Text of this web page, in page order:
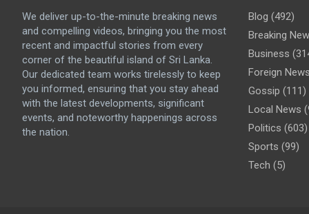
We deliver up-to-the-minute breaking news
and compelling videos, bringing you the most
recent and impactful stories from every
corner of the beautiful island of Sri Lanka.
Our dedicated team works tirelessly to keep
you informed, ensuring that you stay ahead
with the latest developments, significant
events, and noteworthy happenings across
the nation.
Blog (492)
Breaking
Business
Foreign News
Gossip (111)
Local News
Politics (603)
Sports (99)
Tech (5)